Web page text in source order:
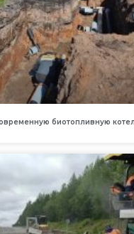
биотопливную